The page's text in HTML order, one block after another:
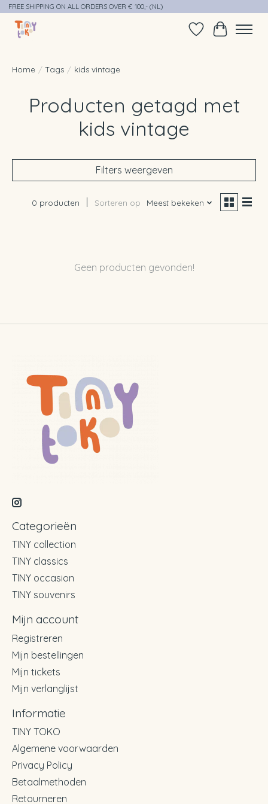
FREE SHIPPING ON ALL ORDERS OVER € 100,- (NL)
Verlanglijst
Home / Tags / kids vintage
Producten getagd met
kids vintage
Filters weergeven
0 producten Sorteren op Meest bekeken
Geen producten gevonden!
Categorieën
TINY collection
TINY classics
TINY occasion
TINY souvenirs
Mijn account
Registreren
Mijn bestellingen
Mijn tickets
Mijn verlanglijst
Informatie
TINY TOKO
Algemene voorwaarden
Privacy Policy
Betaalmethoden
Retourneren